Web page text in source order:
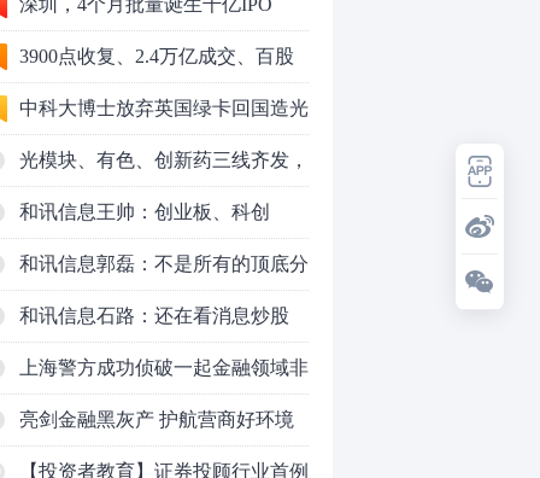
3900点收复、2.4万亿成交、百股
涨停！8月行情变了？
中科大博士放弃英国绿卡回国造光
量子芯片，要IPO了
光模块、有色、创新药三线齐发，
本周A股画风突变你跟上了吗？
和讯信息王帅：创业板、科创
50VS银行，底部区间与顶部区间
和讯信息郭磊：不是所有的顶底分
型都是顶底！
和讯信息石路：还在看消息炒股
吗？
上海警方成功侦破一起金融领域非
法代理维权敲诈勒索案件
亮剑金融黑灰产 护航营商好环境
——上海普陀严打“代理维权”敲诈
【投资者教育】证券投顾行业首例